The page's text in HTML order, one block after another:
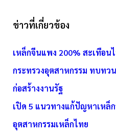
ข่าวที่เกี่ยวข้อง
เหล็กจีนแพง 200% สะเทือน
กระทรวงอุตสาหกรรม ทบทว
ก่อสร้างงานรัฐ
เปิด 5 แนวทางแก้ปัญหาเหล็
อุตสาหกรรมเหล็กไทย